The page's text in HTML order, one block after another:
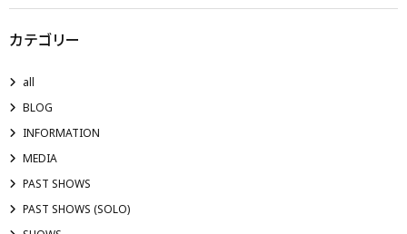
カテゴリー
all
BLOG
INFORMATION
MEDIA
PAST SHOWS
PAST SHOWS (SOLO)